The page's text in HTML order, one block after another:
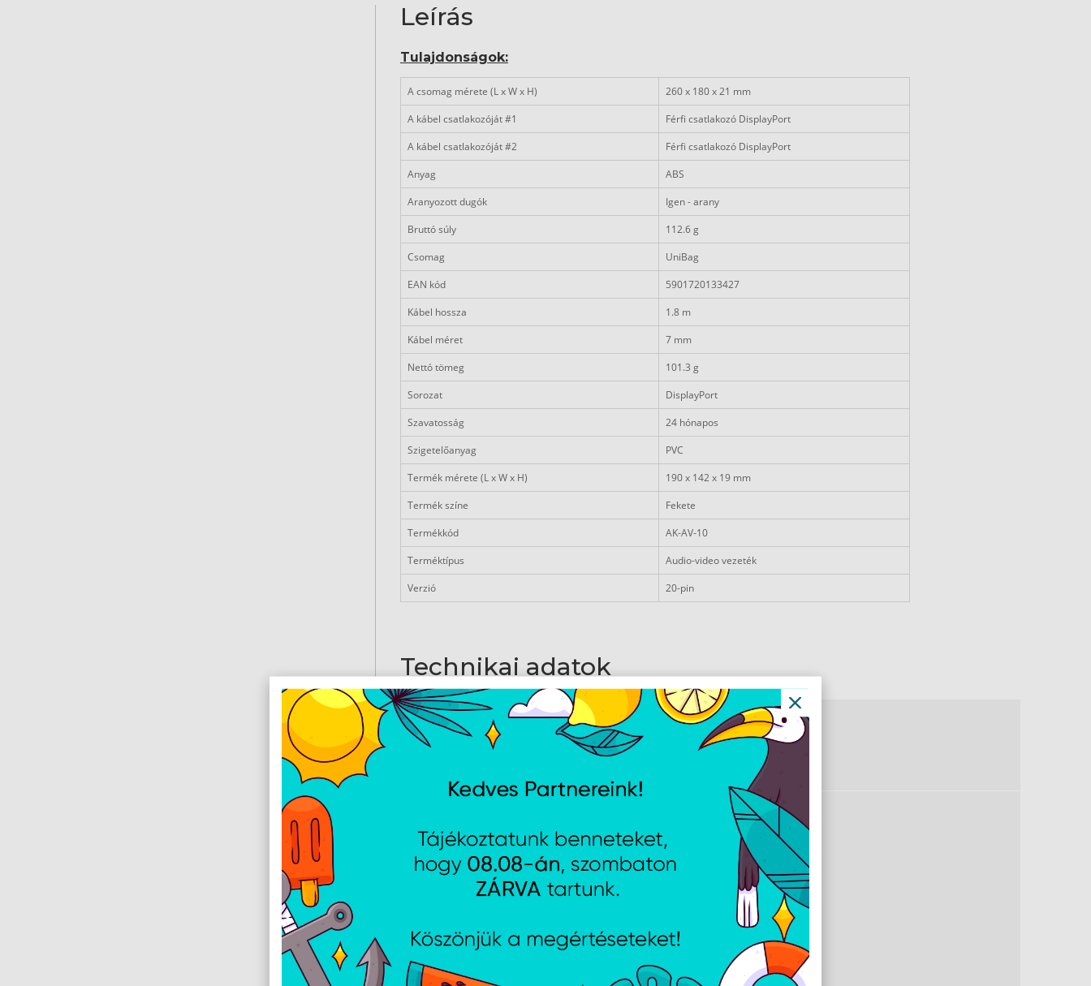
Leírás
Tulajdonságok:
A csomag mérete (L x W x H)
260 x 180 x 21 mm
A kábel csatlakozóját #1
Férfi csatlakozó DisplayPort
A kábel csatlakozóját #2
Férfi csatlakozó DisplayPort
Anyag
ABS
Aranyozott dugók
Igen - arany
Bruttó súly
112.6 g
Csomag
UniBag
EAN kód
5901720133427
Kábel hossza
1.8 m
Kábel méret
7 mm
Nettó tömeg
101.3 g
Sorozat
DisplayPort
Szavatosság
24 hónapos
Szigetelőanyag
PVC
Termék mérete (L x W x H)
190 x 142 x 19 mm
Termék színe
Fekete
Termékkód
AK-AV-10
Terméktípus
Audio-video vezeték
Verzió
20-pin
Technikai adatok
Tömeg és méretek
Kábelhosszúság
1,8 m
1. csatlakozó
DisplayPort
DisplayPort
Termék színe
Fekete
1. csatlakozó típusa
Dugó